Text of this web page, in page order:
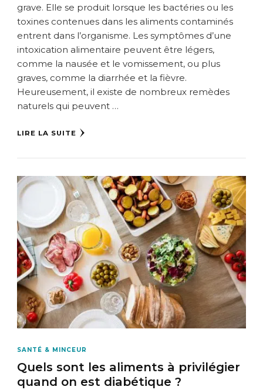
grave. Elle se produit lorsque les bactéries ou les
toxines contenues dans les aliments contaminés
entrent dans l’organisme. Les symptômes d’une
intoxication alimentaire peuvent être légers,
comme la nausée et le vomissement, ou plus
graves, comme la diarrhée et la fièvre.
Heureusement, il existe de nombreux remèdes
naturels qui peuvent …
LIRE LA SUITE
SANTÉ & MINCEUR
Quels sont les aliments à privilégier
quand on est diabétique ?